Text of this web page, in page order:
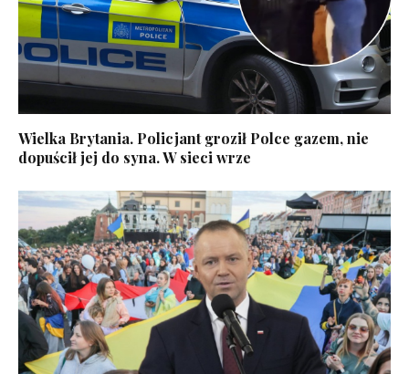
Wielka Brytania. Policjant groził Polce gazem, nie
dopuścił jej do syna. W sieci wrze